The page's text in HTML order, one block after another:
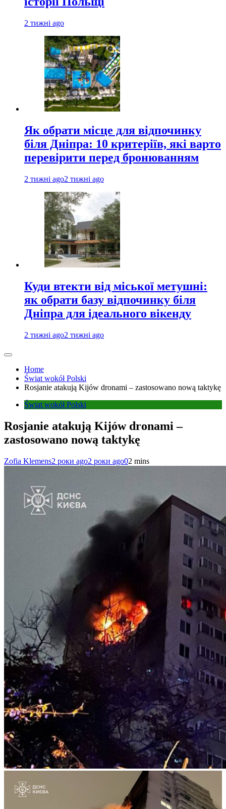
2 тижні ago
Як обрати місце для відпочинку
біля Дніпра: 10 критеріїв, які варто
перевірити перед бронюванням
2 тижні ago2 тижні ago
Куди втекти від міської метушні:
як обрати базу відпочинку біля
Дніпра для ідеального вікенду
2 тижні ago2 тижні ago
Home
Świat wokół Polski
Rosjanie atakują Kijów dronami – zastosowano nową taktykę
Świat wokół Polski
Rosjanie atakują Kijów dronami –
zastosowano nową taktykę
Zofia Klemens2 роки ago2 роки ago02 mins